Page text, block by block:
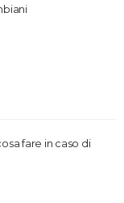
fare in caso di